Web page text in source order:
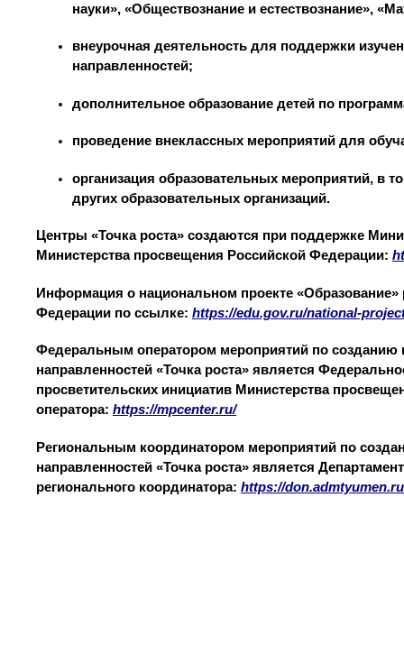
науки», «Обществознание и естествознание»,
внеурочная деятельность для поддержки
направленностей;
дополнительное образование детей по
проведение внеклассных мероприятий для
организация образовательных мероприятий, в
других образовательных организаций.
Центры «Точка роста» создаются при поддержке
Министерства просвещения Российской Федерации:
Информация о национальном проекте
Федерации по ссылке: https://edu.gov.ru/national-
Федеральным оператором мероприятий по созданию
направленностей «Точка роста» является
просветительских инициатив Министерства
оператора: https://mpcenter.ru/
Региональным координатором мероприятий по
направленностей «Точка роста» является
регионального координатора: https://